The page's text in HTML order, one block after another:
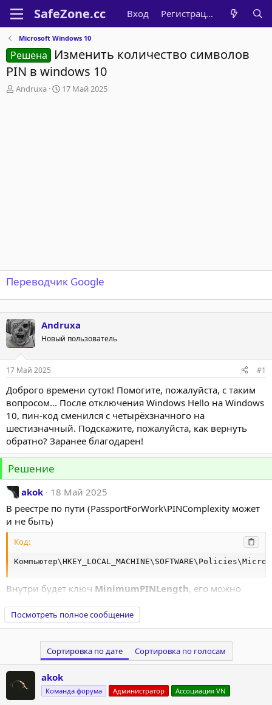
Вход Регистрация
Microsoft Windows 10
Решена
Изменить количество символов
PIN в windows 10
А
Andruxa
Д
17 Май 2025
Переводчик Google
Andruxa
Новый пользователь
17 Май 2025 #1
Доброго времени суток! Помогите, пожалуйста, с таким
вопросом... После отключения Windows Hello на Windows
10, пин-код сменился с четырёхзначного на
шестизначный. Подскажите, пожалуйста, как вернуть
обратно? Заранее благодарен!
Решение
akok
18 Май 2025
В реестре по пути (PassportForWork\PINComplexity может
и не быть)
Код:
Внутри будет ключ MinimumPINLength, его можно
компьютер
Configure Minimum and Maximum PIN Length in Windows 10
In this article, we'll see how to configure minimum and
affect all new user accounts.
winaero.com
Посмотреть полное сообщение
Сортировка по дате Сортировка по голосам
akok
Команда форума Администратор Ассоциация VN